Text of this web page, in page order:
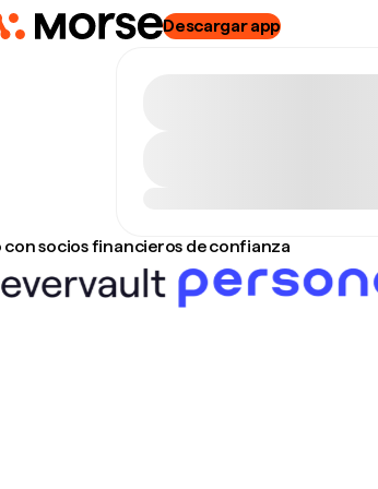
Descargar app
con socios financieros de confianza